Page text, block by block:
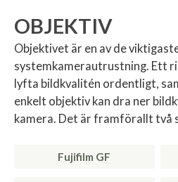
OBJEKTIV
Objektivet är en av de
systemkamerautrustning. Ett
lyfta bildkvalitén ordentligt,
enkelt objektiv kan dra ner
kamera. Det är framförallt två
Fujifilm GF